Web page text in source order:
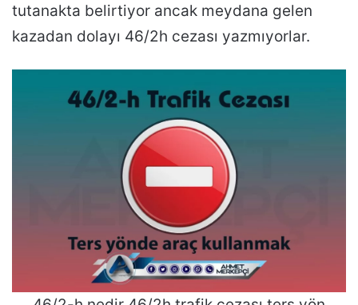
tutanakta belirtiyor ancak meydana gelen
kazadan dolayı 46/2h cezası yazmıyorlar.